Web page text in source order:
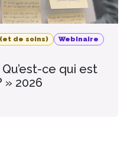
de soins)
Webinaire
ce qui est
» 2026